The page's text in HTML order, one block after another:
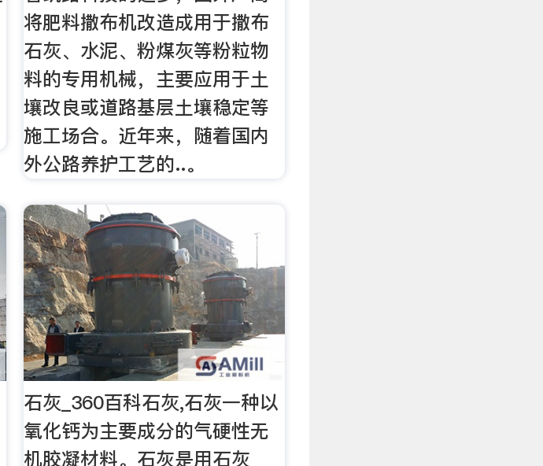
将肥料撒布机改造成用于撒布
石灰、水泥、粉煤灰等粉粒物
料的专用机械，主要应用于土
壤改良或道路基层土壤稳定等
施工场合。近年来，随着国内
外公路养护工艺的..。
石灰_360百科石灰,石灰一种以
氧化钙为主要成分的气硬性无
机胶凝材料。石灰是用石灰